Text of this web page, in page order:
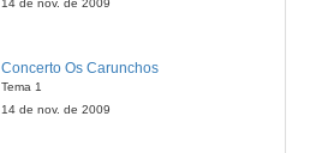
Concerto Os Carunchos
Tema 1
14 de nov. de 2009